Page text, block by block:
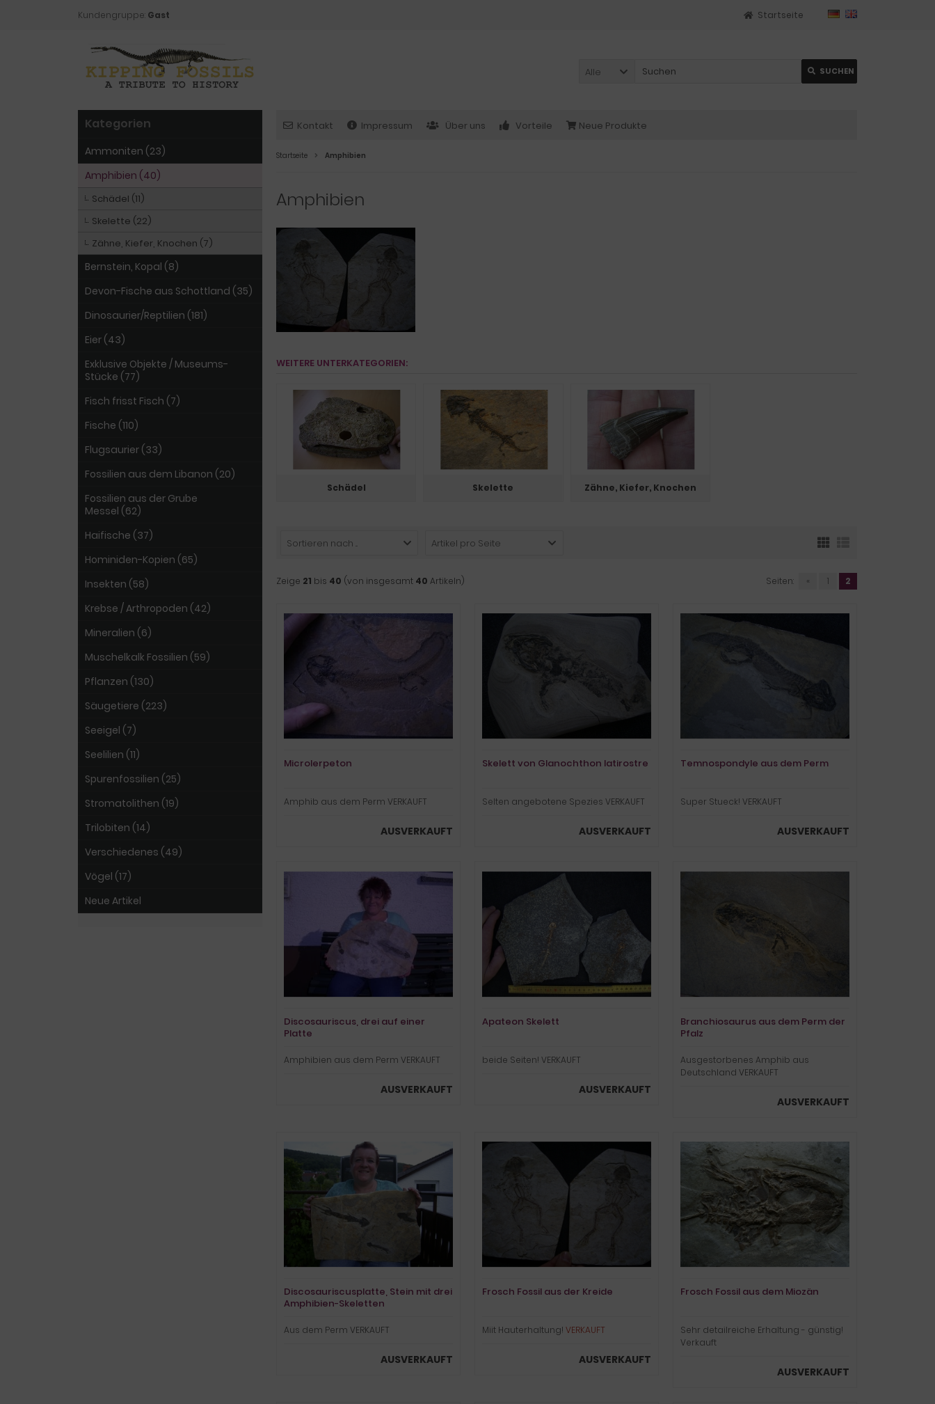
Kundengruppe: Gast Startseite
Alle SUCHEN
Kontakt Impressum Über uns Vorteile Neue Produkte
Startseite Amphibien
Amphibien
WEITERE UNTERKATEGORIEN:
Schädel Skelette Zähne, Kiefer, Knochen
Sortieren nach ... Artikel pro Seite
Zeige 21 bis 40 (von insgesamt 40 Artikeln) Seiten: « 1 2
Microlerpeton
Amphib aus dem Perm VERKAUFT
AUSVERKAUFT
Skelett von Glanochthon latirostre
Selten angebotene Spezies VERKAUFT
AUSVERKAUFT
Temnospondyle aus dem Perm
Super Stueck! VERKAUFT
AUSVERKAUFT
Discosauriscus, drei auf einer
Platte
Amphibien aus dem Perm VERKAUFT
AUSVERKAUFT
Apateon Skelett
beide Seiten! VERKAUFT
AUSVERKAUFT
Branchiosaurus aus dem Perm der
Pfalz
Ausgestorbenes Amphib aus
Deutschland VERKAUFT
AUSVERKAUFT
Discosauriscusplatte, Stein mit drei
Amphibien-Skeletten
Aus dem Perm VERKAUFT
AUSVERKAUFT
Frosch Fossil aus der Kreide
Miit Hauterhaltung! VERKAUFT
AUSVERKAUFT
Frosch Fossil aus dem Miozän
Sehr detailreiche Erhaltung - günstig!
Verkauft
AUSVERKAUFT
Kategorien
Ammoniten (23)
Amphibien (40)
Schädel (11)
Skelette (22)
Zähne, Kiefer, Knochen (7)
Bernstein, Kopal (8)
Devon-Fische aus Schottland (35)
Dinosaurier/Reptilien (181)
Eier (43)
Exklusive Objekte / Museums-
Stücke (77)
Fisch frisst Fisch (7)
Fische (110)
Flugsaurier (33)
Fossilien aus dem Libanon (20)
Fossilien aus der Grube
Messel (62)
Haifische (37)
Hominiden-Kopien (65)
Insekten (58)
Krebse / Arthropoden (42)
Mineralien (6)
Muschelkalk Fossilien (59)
Pflanzen (130)
Säugetiere (223)
Seeigel (7)
Seelilien (11)
Spurenfossilien (25)
Stromatolithen (19)
Trilobiten (14)
Verschiedenes (49)
Vögel (17)
Neue Artikel